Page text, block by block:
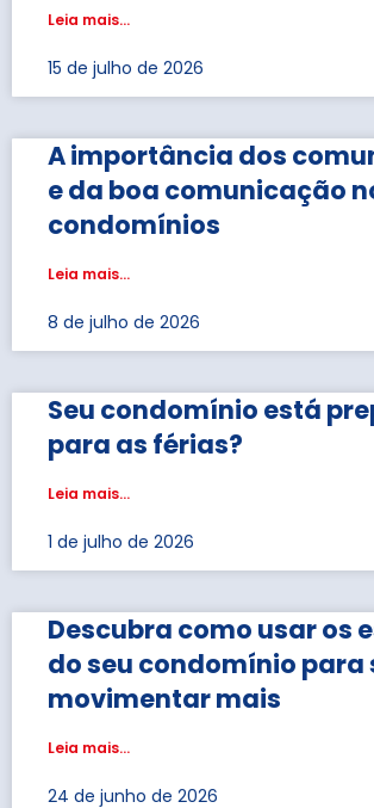
Leia mais...
15 de julho de 2026
A importância dos
e da boa comunicação
condomínios
Leia mais...
8 de julho de 2026
Seu condomínio está
para as férias?
Leia mais...
1 de julho de 2026
Descubra como usar os
do seu condomínio para
movimentar mais
Leia mais...
24 de junho de 2026